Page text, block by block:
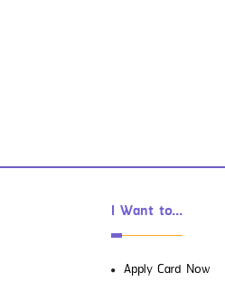
Travel Smart
อดทริป ไร้ควา
เดินทางไม่ว่าจ
I Want to...
Apply Card Now